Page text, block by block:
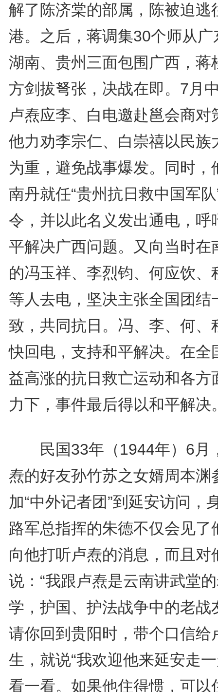
解了陈济棠的部属，陈被迫逃
港。之后，蒋调集30个师从广
湖南、贵州三面包围广西，蒋
方剑拔弩张，决战在即。7月
卢焘应李、白电邀赴邕会商对
他力劝李宗仁、白崇禧以民族
为重，避免战事爆发。同时，
南丹就任“贵州抗日救中国军
令，并以此名义发出通电，呼
平解决广西问题。又向当时在
的冯玉祥、李烈钧、何应饮、
等人去电，坚决主张全国团结
致，共同抗日。冯、李、何、
快回电，支持和平解决。在全
益高涨的抗日救亡运动和各方
力下，事件最后得以和平解决
民国33年（1944年）6月
焘的好友孙竹苏之女婿周本渊
加“中外记者团”到延安访问，
路军总指挥的朱德不仅会见了
向他打听卢焘的消息，而且对
说：“我跟卢焘是云南讲武堂
学，护国、护法战争中的老战
请你回到贵阳时，带个口信给
生，就说“我欢迎他来延安走
看一看。如果他住得惯，可以